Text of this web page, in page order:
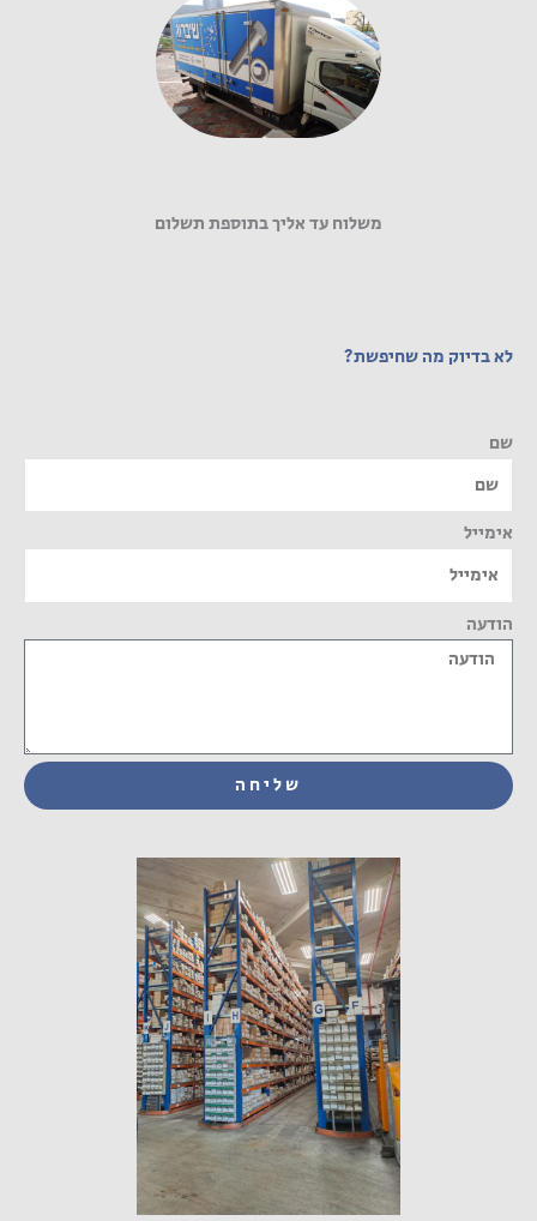
משלוח עד אליך בתוספת תשלום
לא בדיוק מה שחיפשת?
שם
אימייל
הודעה
שליחה